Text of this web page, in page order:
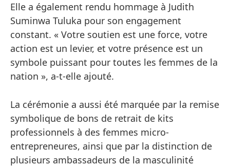
Elle a également rendu hommage à Judith
Suminwa Tuluka pour son engagement
constant. « Votre soutien est une force, votre
action est un levier, et votre présence est un
symbole puissant pour toutes les femmes de la
nation », a-t-elle ajouté.
La cérémonie a aussi été marquée par la remise
symbolique de bons de retrait de kits
professionnels à des femmes micro-
entrepreneures, ainsi que par la distinction de
plusieurs ambassadeurs de la masculinité